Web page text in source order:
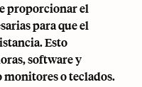
proporcionar el
para que el
Esto
software y
o teclados.